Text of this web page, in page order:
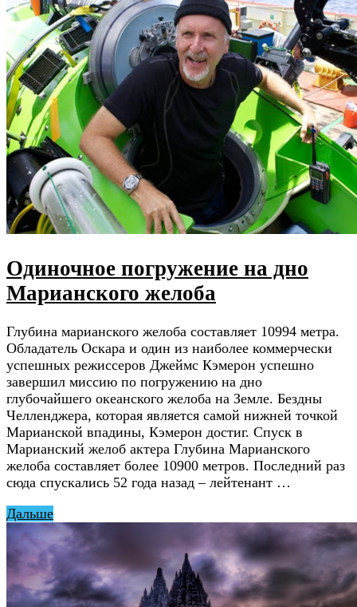
Одиночное погружение на дно
Марианского желоба
Глубина марианского желоба составляет 10994 метра.
Обладатель Оскара и один из наиболее коммерчески
успешных режиссеров Джеймс Кэмерон успешно
завершил миссию по погружению на дно
глубочайшего океанского желоба на Земле. Бездны
Челленджера, которая является самой нижней точкой
Марианской впадины, Кэмерон достиг. Спуск в
Марианский желоб актера Глубина Марианского
желоба составляет более 10900 метров. Последний раз
сюда спускались 52 года назад – лейтенант …
Дальше